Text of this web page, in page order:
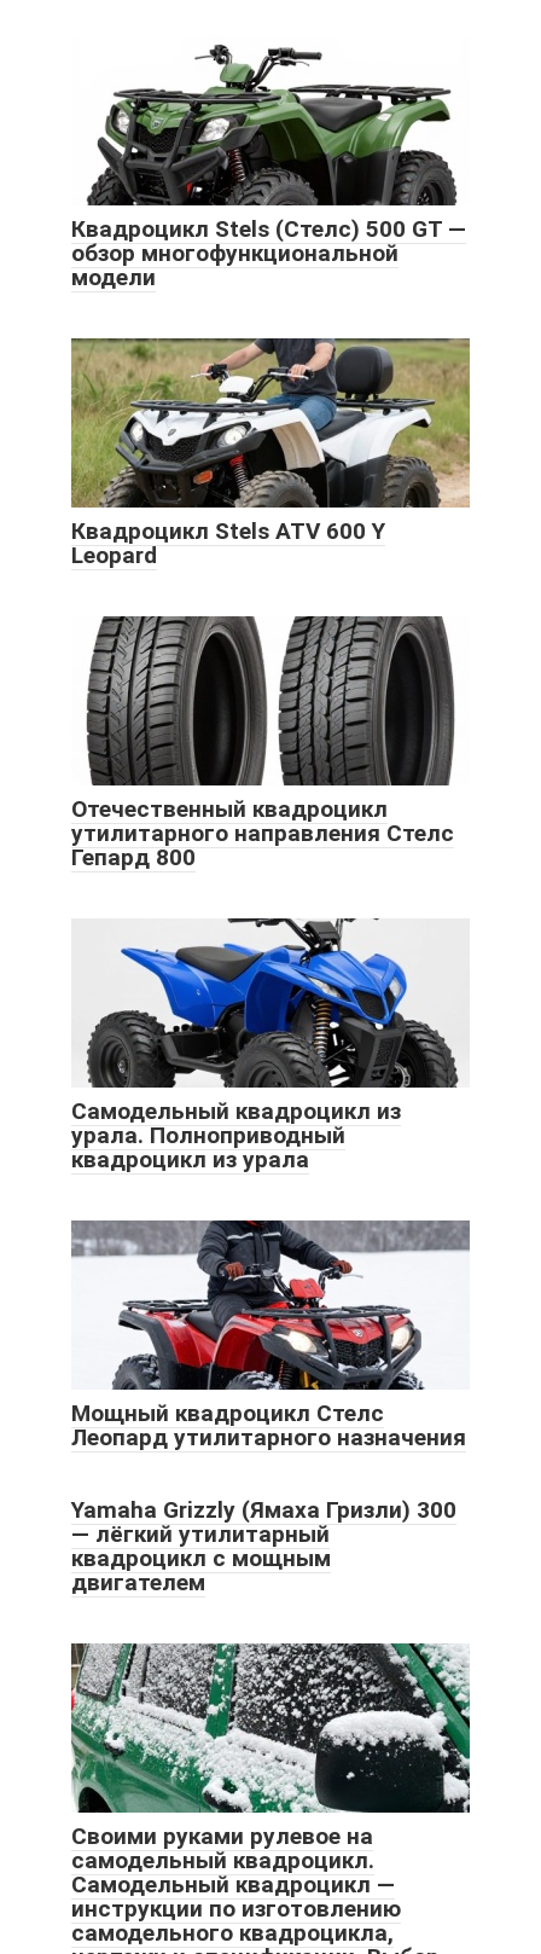
Квадроцикл Stels (Стелс) 500 GT —
обзор многофункциональной
модели
Квадроцикл Stels ATV 600 Y
Leopard
Отечественный квадроцикл
утилитарного направления Стелс
Гепард 800
Самодельный квадроцикл из
урала. Полноприводный
квадроцикл из урала
Мощный квадроцикл Стелс
Леопард утилитарного назначения
Yamaha Grizzly (Ямаха Гризли) 300
— лёгкий утилитарный
квадроцикл с мощным
двигателем
Своими руками рулевое на
самодельный квадроцикл.
Самодельный квадроцикл —
инструкции по изготовлению
самодельного квадроцикла,